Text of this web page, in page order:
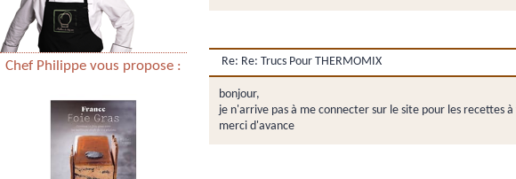
Chef Philippe vous propose : Re: Re: Trucs Pour THERMOMIX
bonjour,
je n'arrive pas à me connecter sur le site pour les recettes
merci d'avance